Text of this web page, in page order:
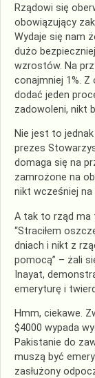
Rządowi się
obowiązujący
Wydaje się nam
dużo
wzrostów. Na
conajmniej 1%.
dodać jeden
zadowoleni, nikt
Nie jest to
prezes
domaga się na
zamrożone na
nikt wcześniej na
A tak to rząd ma
“Straciłem
dniach i nikt z
pomocą” – żali
Inayat,
emeryturę i
Hmm, ciekawe.
$4000 wypada
Pakistanie do
muszą być
zasłużony